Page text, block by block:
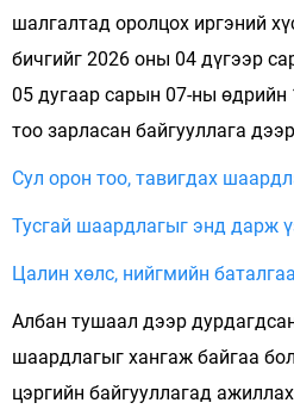
шалгалтад оролцох иргэний
бичгийг 2026 оны 04 дүгээр
05 дугаар сарын 07-ны өдрийн
тоо зарласан байгууллага
Сул орон тоо, тавигдах
Тусгай шаардлагыг энд дарж
Цалин хөлс, нийгмийн
Албан тушаал дээр
шаардлагыг хангаж байгаа
цэргийн байгууллагад